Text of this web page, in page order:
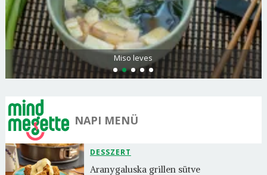
Miso leves
NAPI MENÜ
DESSZERT
Aranygaluska grillen sütve